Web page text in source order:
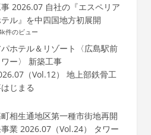
2026.07 自社の『エスペリア
ル』を中四国地方初展開
件のビュー
ホテル＆リゾート〈広島駅前
ワー〉 新築工事
（Vol.12） 地上部鉄骨工
じまる
相生通地区第一種市街地再開
業 2026.07（Vol.24） タワー